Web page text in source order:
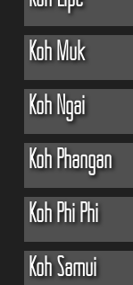
Koh Muk
Koh Ngai
Koh Phangan
Koh Phi Phi
Koh Samui